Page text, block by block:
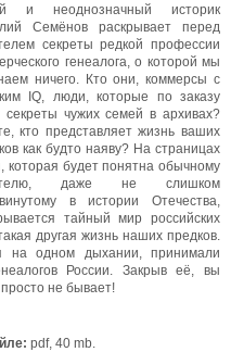
и неоднозначный историк
Семёнов раскрывает перед
секреты редкой профессии
генеалога, о которой мы
ничего. Кто они, коммерсы с
IQ, люди, которые по заказу
секреты чужих семей в архивах?
кто представляет жизнь ваших
как будто наяву? На страницах
которая будет понятна обычному
даже не слишком
в истории Отечества,
тайный мир российских
другая жизнь наших предков.
на одном дыхании, принимали
России. Закрыв её, вы
не бывает!
pdf, 40 mb.